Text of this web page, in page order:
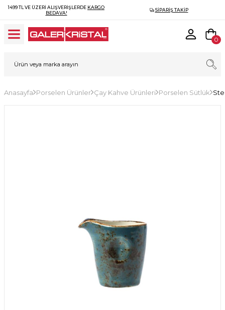
1499 TL VE ÜZERI ALIŞVERIŞLERDE KARGO
BEDAVA!
SIPARIŞ TAKIP
0
Anasayfa Porselen Ürünler Çay Kahve Ürünleri Porselen Sütlük